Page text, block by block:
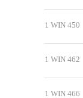
1 WIN 450
1 WIN 462
1 WIN 466